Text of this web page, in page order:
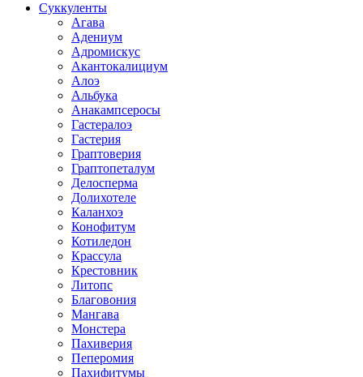
Суккуленты
Агава
Адениум
Адромискус
Акантокалициум
Алоэ
Альбука
Анакампсеросы
Гастералоэ
Гастерия
Граптоверия
Граптопеталум
Делосперма
Долихотеле
Каланхоэ
Конофитум
Котиледон
Крассула
Крестовник
Литопс
Благовония
Мангава
Монстера
Пахиверия
Пеперомия
Пахифитумы